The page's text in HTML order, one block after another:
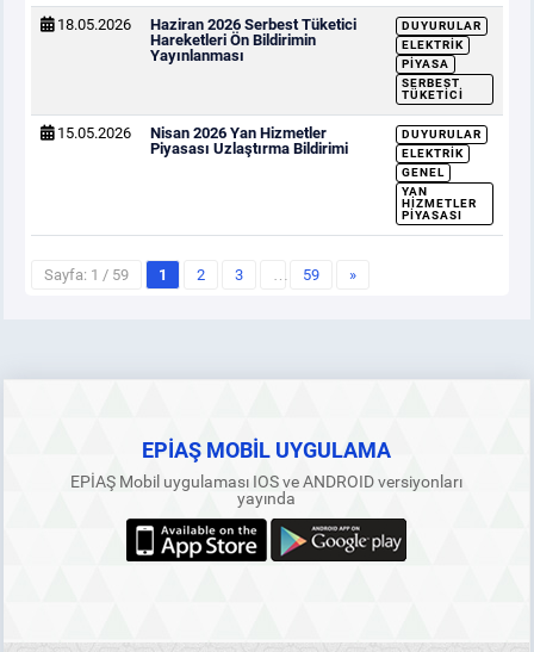
18.05.2026
Haziran 2026 Serbest Tüketici
Hareketleri Ön Bildirimin
Yayınlanması
DUYURULAR
ELEKTRIK
PIYASA
SERBEST
TÜKETICI
15.05.2026
Nisan 2026 Yan Hizmetler
Piyasası Uzlaştırma Bildirimi
DUYURULAR
ELEKTRIK
GENEL
YAN
HIZMETLER
PIYASASI
Sayfa: 1 / 59 1 2 3 … 59 »
EPİAŞ MOBİL UYGULAMA
EPİAŞ Mobil uygulaması IOS ve ANDROID versiyonları
yayında